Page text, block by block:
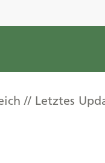
// Letztes